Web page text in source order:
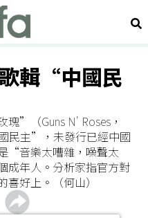
搜
輯“中國民
”（Guns N' Roses，
民主”，未發行已經中國
“音樂太嘈雜，噪聲太
成年人。分析家指官方對
好上。（何山）